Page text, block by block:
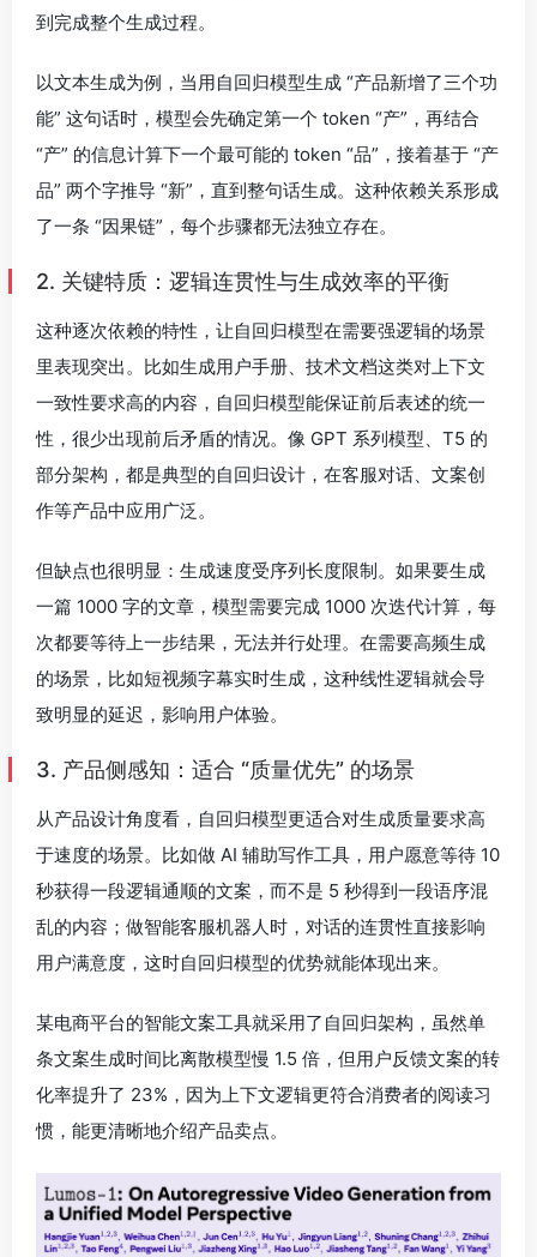
到完成整个生成过程。
以文本生成为例，当用自回归模型生成 “产品新增了三个功
能” 这句话时，模型会先确定第一个 token “产”，再结合
“产” 的信息计算下一个最可能的 token “品”，接着基于 “产
品” 两个字推导 “新”，直到整句话生成。这种依赖关系形成
了一条 “因果链”，每个步骤都无法独立存在。
2. 关键特质：逻辑连贯性与生成效率的平衡
这种逐次依赖的特性，让自回归模型在需要强逻辑的场景
里表现突出。比如生成用户手册、技术文档这类对上下文
一致性要求高的内容，自回归模型能保证前后表述的统一
性，很少出现前后矛盾的情况。像 GPT 系列模型、T5 的
部分架构，都是典型的自回归设计，在客服对话、文案创
作等产品中应用广泛。
但缺点也很明显：生成速度受序列长度限制。如果要生成
一篇 1000 字的文章，模型需要完成 1000 次迭代计算，每
次都要等待上一步结果，无法并行处理。在需要高频生成
的场景，比如短视频字幕实时生成，这种线性逻辑就会导
致明显的延迟，影响用户体验。
3. 产品侧感知：适合 “质量优先” 的场景
从产品设计角度看，自回归模型更适合对生成质量要求高
于速度的场景。比如做 AI 辅助写作工具，用户愿意等待 10
秒获得一段逻辑通顺的文案，而不是 5 秒得到一段语序混
乱的内容；做智能客服机器人时，对话的连贯性直接影响
用户满意度，这时自回归模型的优势就能体现出来。
某电商平台的智能文案工具就采用了自回归架构，虽然单
条文案生成时间比离散模型慢 1.5 倍，但用户反馈文案的转
化率提升了 23%，因为上下文逻辑更符合消费者的阅读习
惯，能更清晰地介绍产品卖点。